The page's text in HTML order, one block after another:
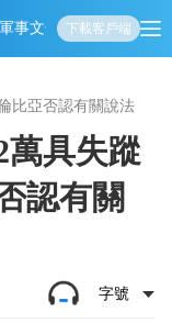
軍事文化 娛樂生活教育體
下載客戶端
比亞否認有關說法
萬具失蹤
認有關
字號